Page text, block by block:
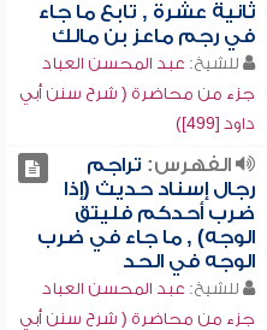
ثانية عشرة , تابع ما جاء
في رجم ماعز بن مالك
للشيخ: عبد المحسن العباد
جزء من محاضرة ( شرح سنن أبي
داود [499])
الفهرس: تراجم
رجال إسناد حديث (إذا
ضرب أحدكم فليتق
الوجه) , ما جاء في ضرب
الوجه في الحد
للشيخ: عبد المحسن العباد
جزء من محاضرة ( شرح سنن أبي